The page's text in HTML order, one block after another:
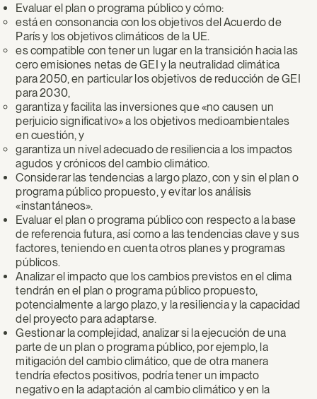
Evaluar el plan o programa público y cómo:
está en consonancia con los objetivos del Acuerdo de
París y los objetivos climáticos de la UE.
es compatible con tener un lugar en la transición hacia las
cero emisiones netas de GEI y la neutralidad climática
para 2050, en particular los objetivos de reducción de GEI
para 2030,
garantiza y facilita las inversiones que «no causen un
perjuicio significativo» a los objetivos medioambientales
en cuestión, y
garantiza un nivel adecuado de resiliencia a los impactos
agudos y crónicos del cambio climático.
Considerar las tendencias a largo plazo, con y sin el plan o
programa público propuesto, y evitar los análisis
«instantáneos».
Evaluar el plan o programa público con respecto a la base
de referencia futura, así como a las tendencias clave y sus
factores, teniendo en cuenta otros planes y programas
públicos.
Analizar el impacto que los cambios previstos en el clima
tendrán en el plan o programa público propuesto,
potencialmente a largo plazo, y la resiliencia y la capacidad
del proyecto para adaptarse.
Gestionar la complejidad, analizar si la ejecución de una
parte de un plan o programa público, por ejemplo, la
mitigación del cambio climático, que de otra manera
tendría efectos positivos, podría tener un impacto
negativo en la adaptación al cambio climático y en la